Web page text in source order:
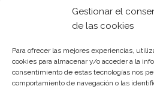
Gestionar el
de las cookies
Para ofrecer las mejores experiencias,
cookies para almacenar y/o acceder a la
consentimiento de estas tecnologías nos
comportamiento de navegación o las